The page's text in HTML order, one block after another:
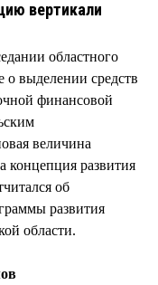
вертикали
областного
о выделении средств
финансовой
величина
концепция развития
об
развития
области.